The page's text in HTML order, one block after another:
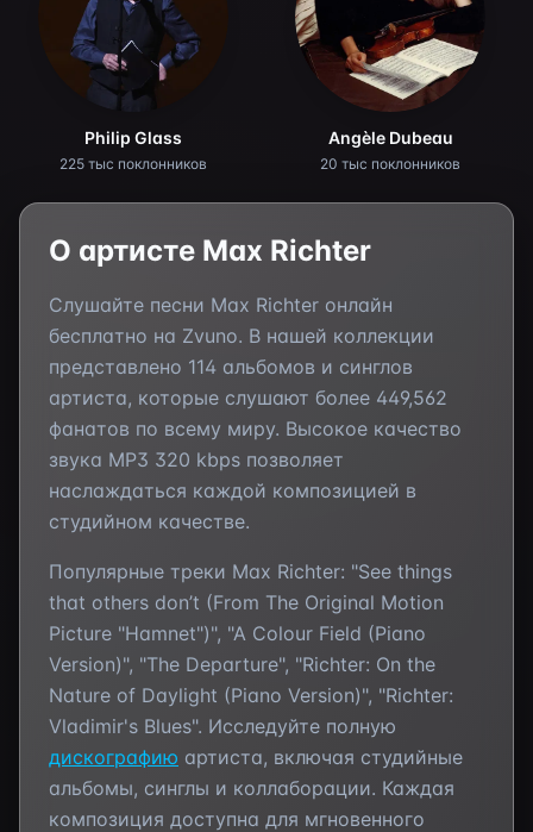
Philip Glass
225 тыс поклонников
Angèle Dubeau
20 тыс поклонников
О артисте Max Richter
Слушайте песни Max Richter онлайн
бесплатно на Zvuno. В нашей коллекции
представлено 114 альбомов и синглов
артиста, которые слушают более 449,562
фанатов по всему миру. Высокое качество
звука MP3 320 kbps позволяет
наслаждаться каждой композицией в
студийном качестве.
Популярные треки Max Richter: "See things
that others don’t (From The Original Motion
Picture "Hamnet")", "A Colour Field (Piano
Version)", "The Departure", "Richter: On the
Nature of Daylight (Piano Version)", "Richter:
Vladimir's Blues". Исследуйте полную
дискографию артиста, включая студийные
альбомы, синглы и коллаборации. Каждая
композиция доступна для мгновенного